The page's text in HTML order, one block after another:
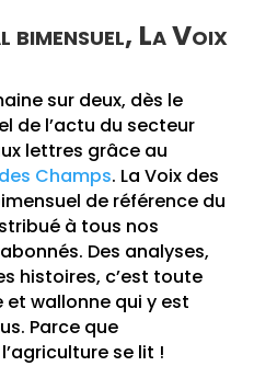
La Voix
sur deux, dès le
de l’actu du secteur
lettres grâce au
Champs. La Voix des
de référence du
à tous nos
Des analyses,
histoires, c’est toute
wallonne qui y est
Parce que
se lit !